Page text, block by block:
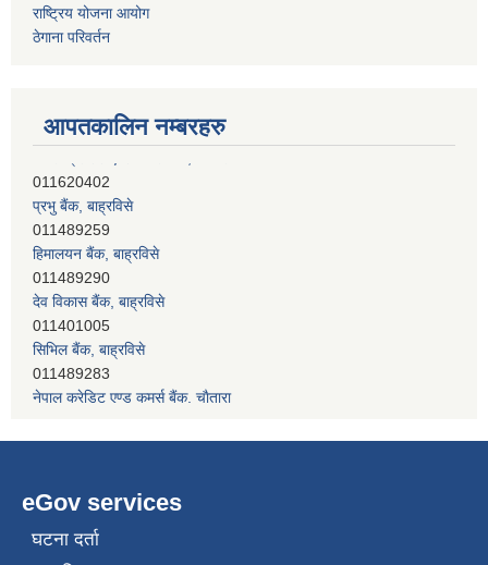
राष्ट्रिय योजना आयोग
ठेगाना परिवर्तन
आपतकालिन नम्बरहरु
प्रभु बैंक, बाह्रविसे
011489259
हिमालयन बैंक, बाह्रविसे
011489290
देव विकास बैंक, बाह्रविसे
011401005
सिभिल बैंक, बाह्रविसे
011489283
नेपाल क्रेडिट एण्ड कमर्स बैंक, चाैतारा
011620402
eGov services
घटना दर्ता